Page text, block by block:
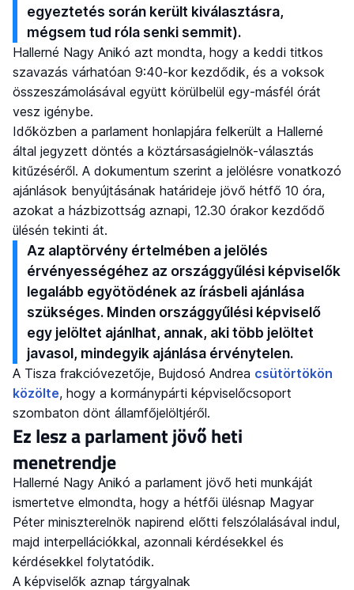
egyeztetés során került kiválasztásra,
mégsem tud róla senki semmit).
Hallerné Nagy Anikó azt mondta, hogy a keddi titkos
szavazás várhatóan 9:40-kor kezdődik, és a voksok
összeszámolásával együtt körülbelül egy-másfél órát
vesz igénybe.
Időközben a parlament honlapjára felkerült a Hallerné
által jegyzett döntés a köztársaságielnök-választás
kitűzéséről. A dokumentum szerint a jelölésre vonatkozó
ajánlások benyújtásának határideje jövő hétfő 10 óra,
azokat a házbizottság aznapi, 12.30 órakor kezdődő
ülésén tekinti át.
Az alaptörvény értelmében a jelölés
érvényességéhez az országgyűlési képviselők
legalább egyötödének az írásbeli ajánlása
szükséges. Minden országgyűlési képviselő
egy jelöltet ajánlhat, annak, aki több jelöltet
javasol, mindegyik ajánlása érvénytelen.
A Tisza frakcióvezetője, Bujdosó Andrea csütörtökön
közölte, hogy a kormánypárti képviselőcsoport
szombaton dönt államfőjelöltjéről.
Ez lesz a parlament jövő heti
menetrendje
Hallerné Nagy Anikó a parlament jövő heti munkáját
ismertetve elmondta, hogy a hétfői ülésnap Magyar
Péter miniszterelnök napirend előtti felszólalásával indul,
majd interpellációkkal, azonnali kérdésekkel és
kérdésekkel folytatódik.
A képviselők aznap tárgyalnak